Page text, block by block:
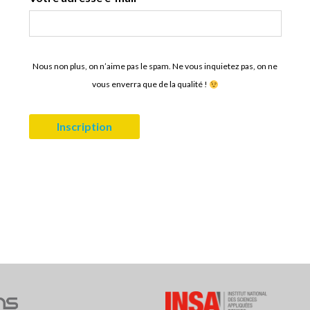
Nous non plus, on n’aime pas le spam. Ne vous inquietez pas, on ne
vous enverra que de la qualité !